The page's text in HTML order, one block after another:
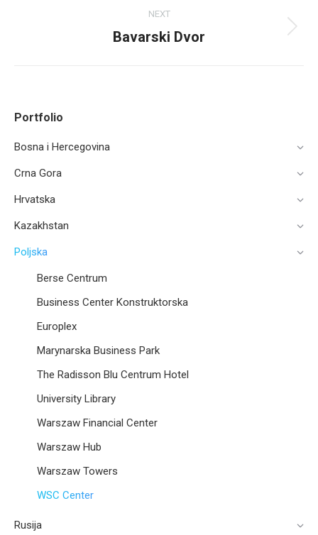
NEXT
Bavarski Dvor
Portfolio
Bosna i Hercegovina
Crna Gora
Hrvatska
Kazakhstan
Poljska
Berse Centrum
Business Center Konstruktorska
Europlex
Marynarska Business Park
The Radisson Blu Centrum Hotel
University Library
Warszaw Financial Center
Warszaw Hub
Warszaw Towers
WSC Center
Rusija